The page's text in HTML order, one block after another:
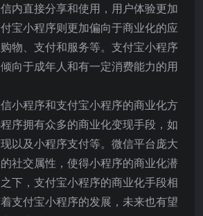
内直接分享和使用，用户体验更加
宝小程序则更加偏向于商业化的应
物、支付和服务等。支付宝小程序
向于成年人和有一定消费能力的用
小程序和支付宝小程序的商业化方
序拥有众多的商业化变现手段，如
以及小程序支付等。微信平台庞大
社交属性，使得小程序的商业化潜
下，支付宝小程序的商业化手段相
支付宝小程序的发展，未来也有望